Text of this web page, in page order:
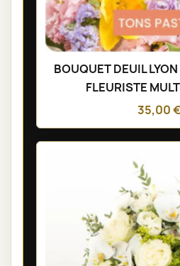
BOUQUET DEUIL
FLEURISTE
35,00 €